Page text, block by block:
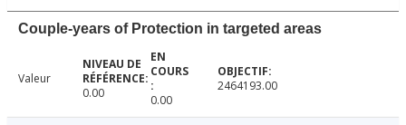
Couple-years of Protection in targeted areas
Valeur
0.00
0.00
2464193.00